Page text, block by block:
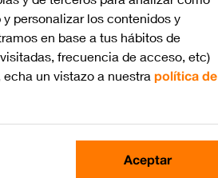
personalizar los contenidos y
en base a tus hábitos de
frecuencia de acceso, etc)
un vistazo a nuestra política de
Aceptar